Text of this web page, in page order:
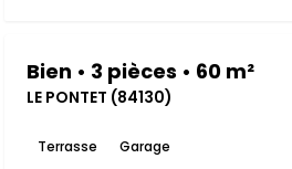
Bien • 3 pièces • 60 m²
LE PONTET (84130)
Terrasse Garage